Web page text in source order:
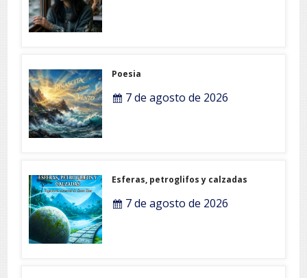
Poesia
7 de agosto de 2026
Esferas, petroglifos y calzadas
7 de agosto de 2026